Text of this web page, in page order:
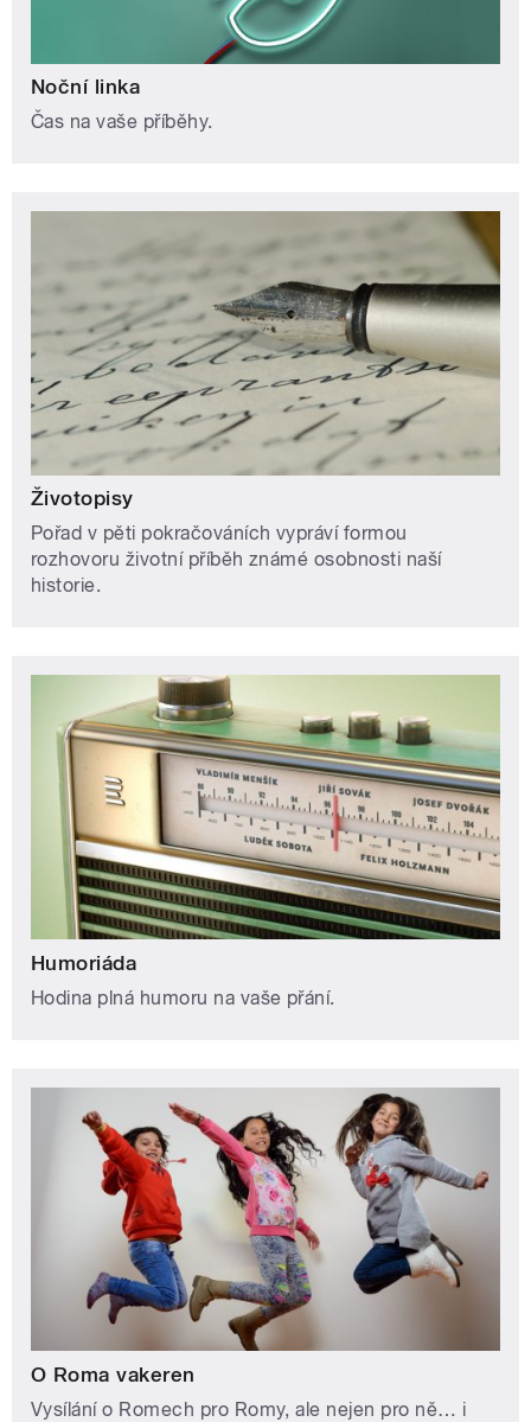
Noční linka
Čas na vaše příběhy.
Životopisy
Pořad v pěti pokračováních vypráví formou
rozhovoru životní příběh známé osobnosti naší
historie.
Humoriáda
Hodina plná humoru na vaše přání.
O Roma vakeren
Vysílání o Romech pro Romy, ale nejen pro ně… i